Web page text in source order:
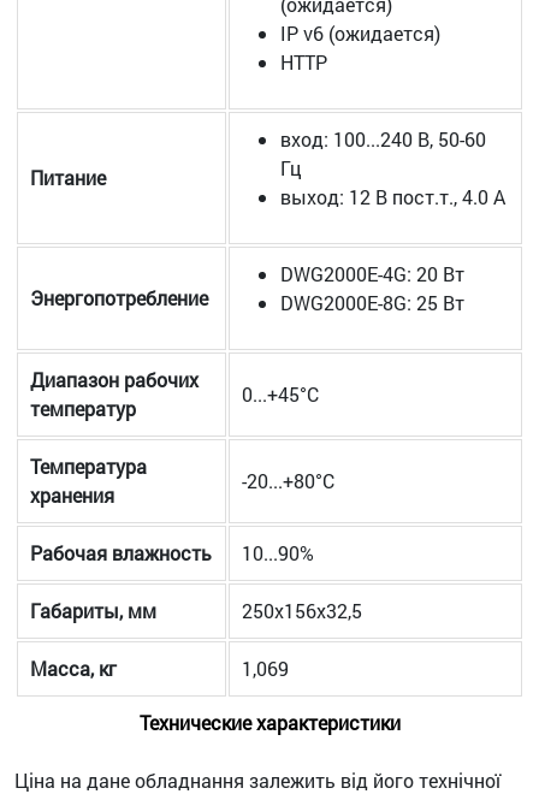
Технические характеристики
IP v6 (ожидается)
HTTP
Питание
вход: 100...240 В, 50-60
Гц
выход: 12 В пост.т., 4.0 А
Энергопотребление
DWG2000E-4G: 20 Вт
DWG2000E-8G: 25 Вт
Диапазон рабочих
температур
0...+45°С
Температура
хранения
-20...+80°С
Рабочая влажность 10...90%
Габариты, мм 250х156х32,5
Масса, кг 1,069
Ціна на дане обладнання залежить від його технічної